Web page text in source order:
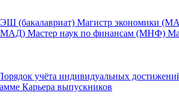
(бакалавриат) Магистр экономики
Мастер наук по финансам (МНФ)
учёта индивидуальных
Карьера выпускников